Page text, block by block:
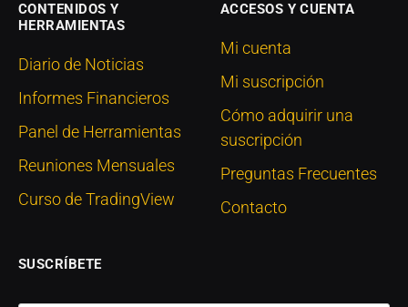
CONTENIDOS Y
HERRAMIENTAS
Diario de Noticias
Informes Financieros
Panel de Herramientas
Reuniones Mensuales
Curso de TradingView
ACCESOS Y CUENTA
Mi cuenta
Mi suscripción
Cómo adquirir una
suscripción
Preguntas Frecuentes
Contacto
SUSCRÍBETE